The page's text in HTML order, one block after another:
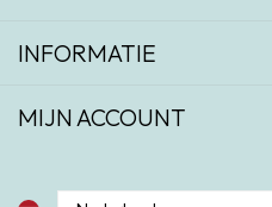
INFORMATIE
MIJN ACCOUNT